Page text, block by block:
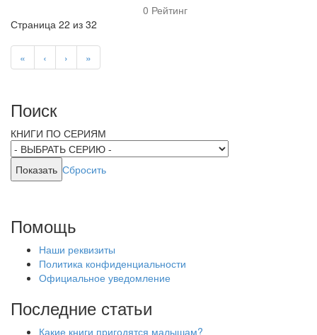
0 Рейтинг
Страница 22 из 32
« ‹ › »
Поиск
КНИГИ ПО СЕРИЯМ
Сбросить
Помощь
Наши реквизиты
Политика конфиденциальности
Официальное уведомление
Последние статьи
Какие книги пригодятся малышам?